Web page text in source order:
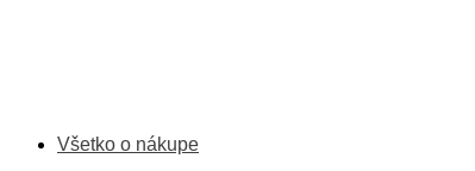
Všetko o nákupe